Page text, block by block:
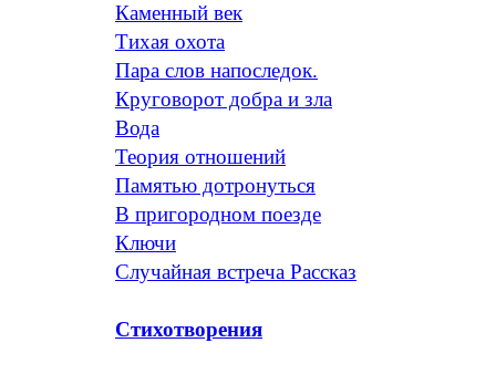
Каменный век
Тихая охота
Пара слов напоследок.
Круговорот добра и зла
Вода
Теория отношений
Памятью дотронуться
В пригородном поезде
Ключи
Случайная встреча Рассказ
Стихотворения